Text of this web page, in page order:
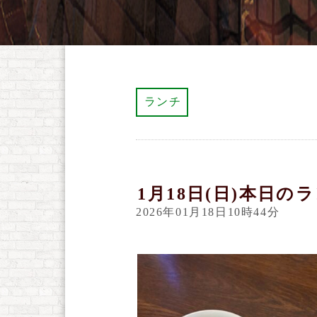
ランチ
1月18日(日)本日の
2026年01月18日10時44分